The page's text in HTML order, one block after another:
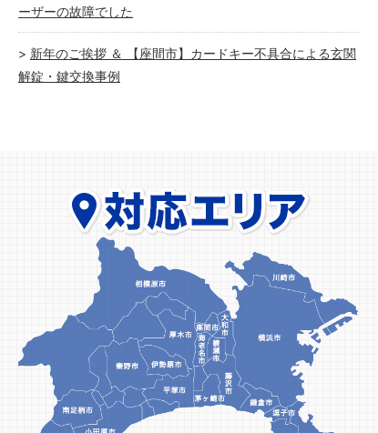
ーザーの故障でした
新年のご挨拶 ＆ 【座間市】カードキー不具合による玄関
解錠・鍵交換事例